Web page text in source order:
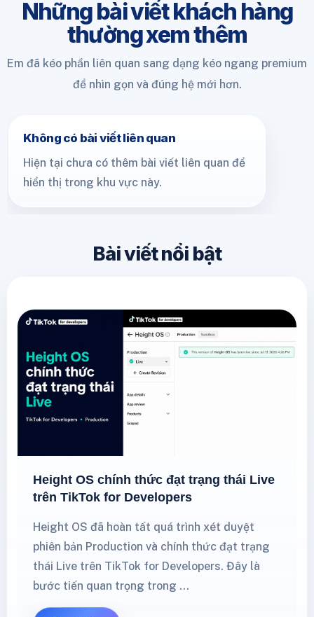
Những bài viết khách hàng
thường xem thêm
Em đã kéo phần liên quan sang dạng kéo ngang premium
để nhìn gọn và đúng hệ mới hơn.
Không có bài viết liên quan
Hiện tại chưa có thêm bài viết liên quan để
hiển thị trong khu vực này.
Bài viết nổi bật
Height OS chính thức đạt trạng thái Live
trên TikTok for Developers
Height OS đã hoàn tất quá trình xét duyệt
phiên bản Production và chính thức đạt trạng
thái Live trên TikTok for Developers. Đây là
bước tiến quan trọng trong …